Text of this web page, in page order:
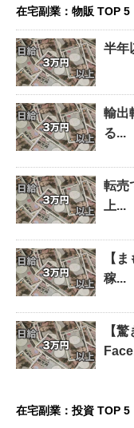
在宅副業：物販 TOP 5
半年
輸出
る...
転売
上...
【
稼...
【
在宅副業：投資 TOP 5